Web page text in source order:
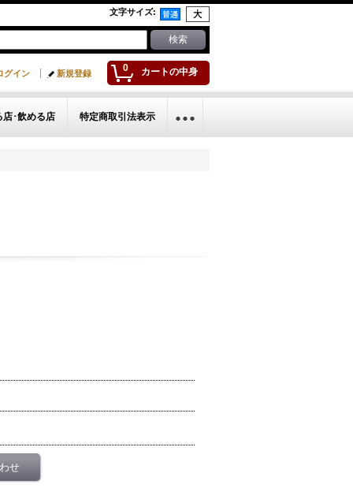
文字サイズ:
0 カートの中身
グイン 新規登録
店･飲める店 特定商取引法表示
せ